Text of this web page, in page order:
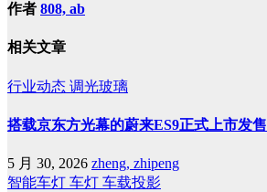
作者 808, ab
相关文章
行业动态 调光玻璃
搭载京东方光幕的蔚来ES9正式上市发售
5 月 30, 2026 zheng, zhipeng
智能车灯 车灯 车载投影